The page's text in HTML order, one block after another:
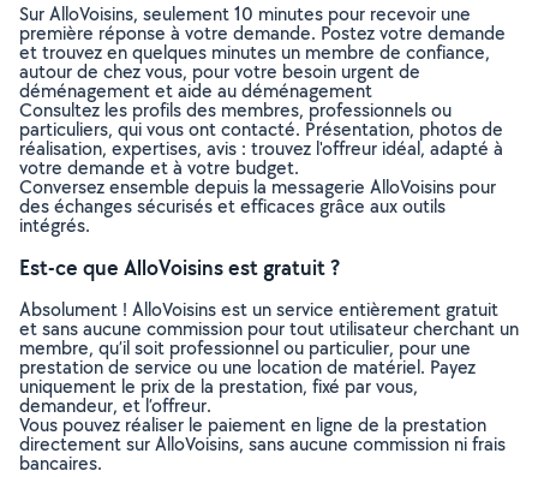
Sur AlloVoisins, seulement 10 minutes pour recevoir une
première réponse à votre demande. Postez votre demande
et trouvez en quelques minutes un membre de confiance,
autour de chez vous, pour votre besoin urgent de
déménagement et aide au déménagement
Consultez les profils des membres, professionnels ou
particuliers, qui vous ont contacté. Présentation, photos de
réalisation, expertises, avis : trouvez l'offreur idéal, adapté à
votre demande et à votre budget.
Conversez ensemble depuis la messagerie AlloVoisins pour
des échanges sécurisés et efficaces grâce aux outils
intégrés.
Est-ce que AlloVoisins est gratuit ?
Absolument ! AlloVoisins est un service entièrement gratuit
et sans aucune commission pour tout utilisateur cherchant un
membre, qu’il soit professionnel ou particulier, pour une
prestation de service ou une location de matériel. Payez
uniquement le prix de la prestation, fixé par vous,
demandeur, et l’offreur.
Vous pouvez réaliser le paiement en ligne de la prestation
directement sur AlloVoisins, sans aucune commission ni frais
bancaires.